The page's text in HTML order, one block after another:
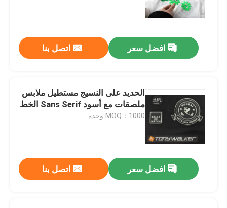
افضل سعر اتصل بنا
الحديد على النسيج مستطيل ملابس
ملصقات مع أسود Sans Serif الخط
MOQ：1000 وحدة
افضل سعر اتصل بنا